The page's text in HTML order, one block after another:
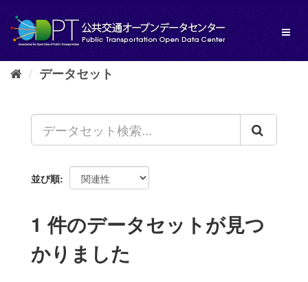
し
データセット
並び順
1 件のデータセットが見つ
かりました